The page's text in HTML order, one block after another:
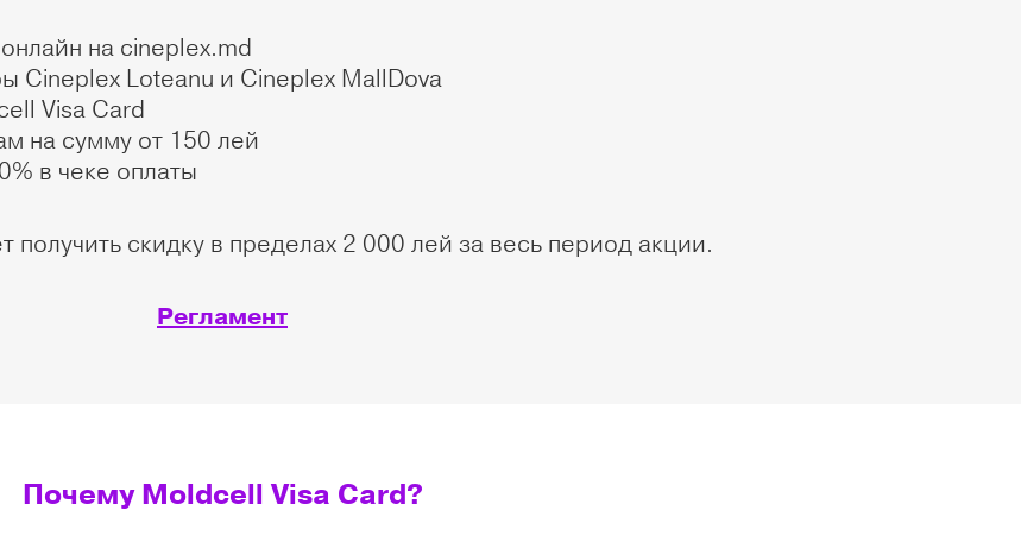
на cineplex.md
Cineplex Loteanu и Cineplex MallDova
Visa Card
на сумму от 150 лей
в чеке оплаты
скидку в пределах 2 000 лей за весь период акции.
Регламент
Почему Moldcell Visa Card?